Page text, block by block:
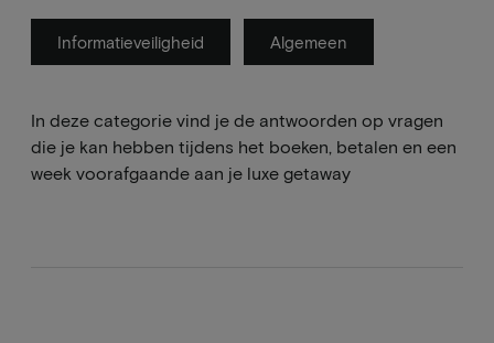
Informatieveiligheid Algemeen
In deze categorie vind je de antwoorden op vragen
die je kan hebben tijdens het boeken, betalen en een
week voorafgaande aan je luxe getaway